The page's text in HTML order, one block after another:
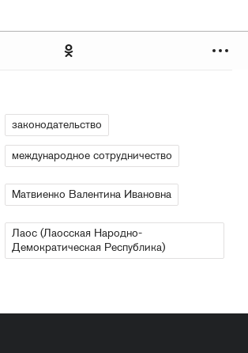
законодательство
международное сотрудничество
Матвиенко Валентина Ивановна
Лаос (Лаосская Народно-
Демократическая Республика)